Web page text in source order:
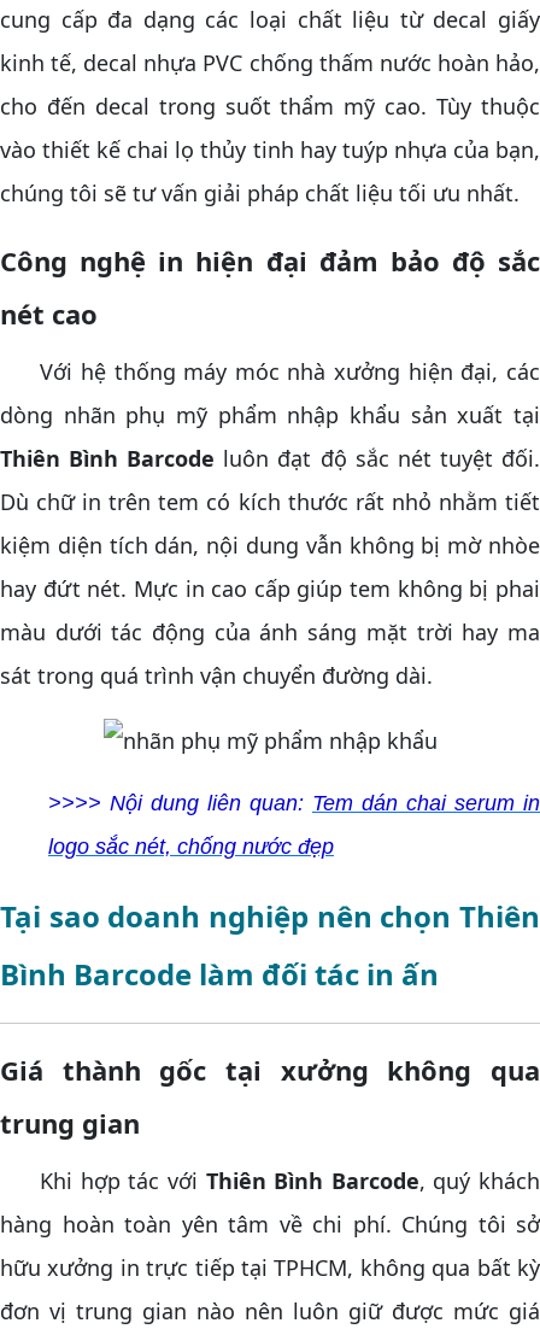
cung cấp đa dạng các loại chất liệu từ decal giấy
kinh tế, decal nhựa PVC chống thấm nước hoàn hảo,
cho đến decal trong suốt thẩm mỹ cao. Tùy thuộc
vào thiết kế chai lọ thủy tinh hay tuýp nhựa của bạn,
chúng tôi sẽ tư vấn giải pháp chất liệu tối ưu nhất.
Công nghệ in hiện đại đảm bảo độ sắc
nét cao
Với hệ thống máy móc nhà xưởng hiện đại, các
dòng nhãn phụ mỹ phẩm nhập khẩu sản xuất tại
Thiên Bình Barcode luôn đạt độ sắc nét tuyệt đối.
Dù chữ in trên tem có kích thước rất nhỏ nhằm tiết
kiệm diện tích dán, nội dung vẫn không bị mờ nhòe
hay đứt nét. Mực in cao cấp giúp tem không bị phai
màu dưới tác động của ánh sáng mặt trời hay ma
sát trong quá trình vận chuyển đường dài.
>>>> Nội dung liên quan: Tem dán chai serum in
logo sắc nét, chống nước đẹp
Tại sao doanh nghiệp nên chọn Thiên
Bình Barcode làm đối tác in ấn
Giá thành gốc tại xưởng không qua
trung gian
Khi hợp tác với Thiên Bình Barcode, quý khách
hàng hoàn toàn yên tâm về chi phí. Chúng tôi sở
hữu xưởng in trực tiếp tại TPHCM, không qua bất kỳ
đơn vị trung gian nào nên luôn giữ được mức giá